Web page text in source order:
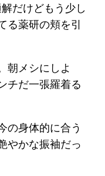
だけどもう少し
る薬研の頬を引
朝メシにしよ
チだ一張羅着る
の身体的に合う
やかな振袖だっ